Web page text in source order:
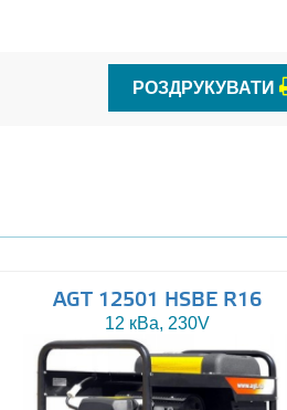
РОЗДРУКУВАТИ
AGT 12501 HSBE R16
12 кВа, 230V